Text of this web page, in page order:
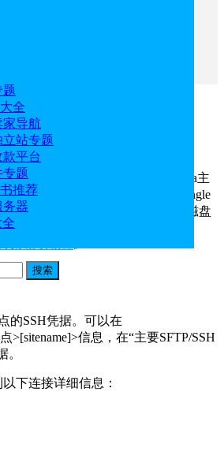
题
全
家导航
站专题
平台
专题
推荐
务器
全
搜索
WordPress主机
接到Kinsta站点
程WordPress开发
WordPress主机
达
其WordPress主机方案。目前Kinsta主
使用，绑定信用可即可0元享用“Single
方案，可获得512MB内存、40GB磁盘
个高级预发布环境。详情参考：
案领取教程
的SSH凭据。可以在
>[sitename]>信息，在“主要SFTP/SSH
。
下连接详细信息：